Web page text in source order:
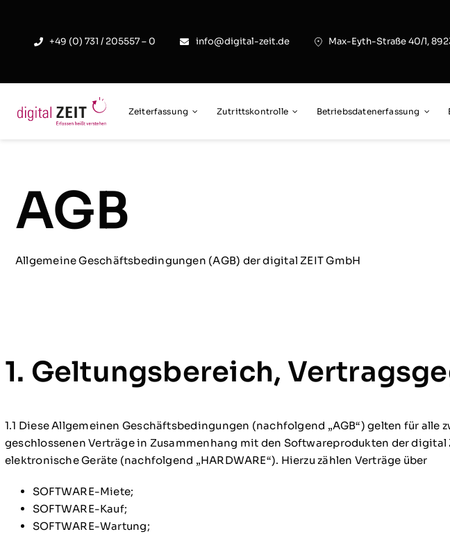
content
+49 (0) 731 / 205557 – 0 info@digital-zeit.de Max-Eyth-Straße 40/1,
Zeiterfassung Zutrittskontrolle Betriebsdatenerfassung
AGB
Allgemeine Geschäftsbedingungen (AGB) der digital ZEIT GmbH
1. Geltungsbereich,
1.1 Diese Allgemeinen Geschäftsbedingungen (nachfolgend „AGB“) gelten für
geschlossenen Verträge in Zusammenhang mit den Softwareprodukten der digital
elektronische Geräte (nachfolgend „HARDWARE“). Hierzu zählen Verträge über
SOFTWARE-Miete;
SOFTWARE-Kauf;
SOFTWARE-Wartung;